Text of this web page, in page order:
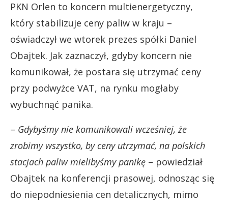
PKN Orlen to koncern multienergetyczny,
który stabilizuje ceny paliw w kraju –
oświadczył we wtorek prezes spółki Daniel
Obajtek. Jak zaznaczył, gdyby koncern nie
komunikował, że postara się utrzymać ceny
przy podwyżce VAT, na rynku mogłaby
wybuchnąć panika.
– Gdybyśmy nie komunikowali wcześniej, że
zrobimy wszystko, by ceny utrzymać, na polskich
stacjach paliw mielibyśmy panikę – powiedział
Obajtek na konferencji prasowej, odnosząc się
do niepodniesienia cen detalicznych, mimo